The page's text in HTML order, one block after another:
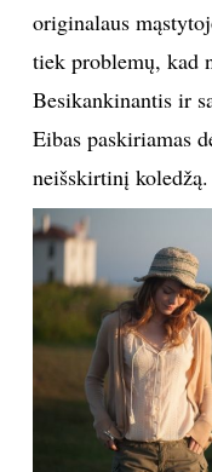
NELAIMĖS
KONTAKTAI
PRIVATUMO
originalaus
tiek problemų, kad
Besikankinantis ir
Eibas paskiriamas
neišskirtinį koledžą.